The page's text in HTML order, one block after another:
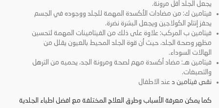
يجعل الجلد أقل مرونة.
فيتامين ك: من مضادات الأكسدة المهمة للجلد ووجوده في الجسم
يحفز إنتاج الكولاجين ويجعل البشرة نضرة.
فيتامين ب المركب: علاوة على ذلك من الفيتامينات المهمة لتحسين
مظهر وصحة الجلد، حيث أن قوة الجلد المحيط بالعيون يقلل من
الهالات السوداء.
فيتامين هـ: مضاد أكسدة مهم لصحة ومرونة الجد، يحميه من الترهل
والتصبغات.
نقص فيتامين د عند الاطفال
كما يمكن معرفة الأسباب وطرق العلاج المختلفة مع افضل اطباء الجلدية